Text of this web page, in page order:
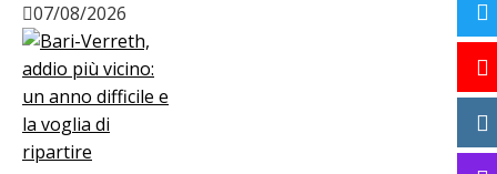
07/08/2026